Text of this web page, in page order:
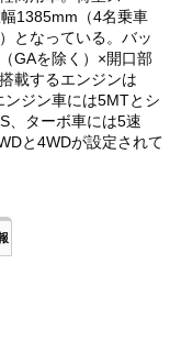
1385mm（4名乗車
となっている。バッ
GAを除く）×開口部
載するエンジンは
ジン車には5MTとシ
、ターボ車には5速
と4WDが設定されて